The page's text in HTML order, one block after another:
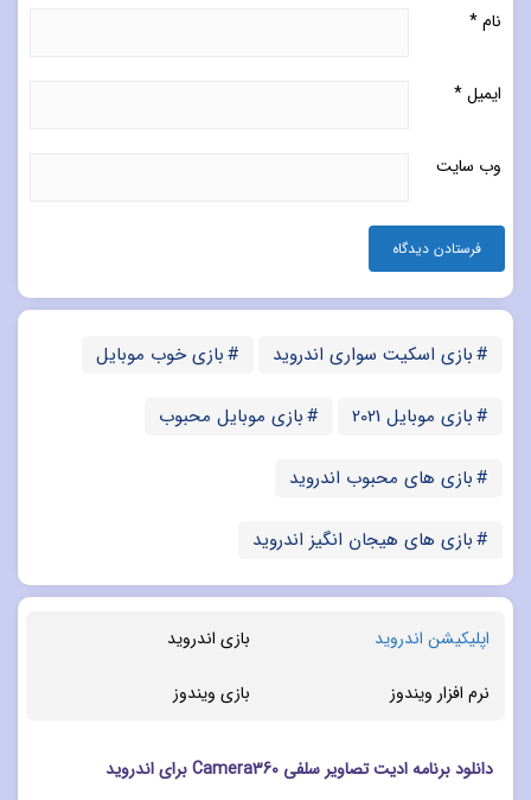
نام*
ایمیل*
وب‌ سایت
بازی اسکیت سواری اندروید بازی خوب موبایل
بازی موبایل 2021 بازی موبایل محبوب
بازی های محبوب اندروید
بازی های هیجان انگیز اندروید
اپلیکیشن اندروید بازی اندروید
نرم افزار ویندوز بازی ویندوز
دانلود برنامه ادیت تصاویر سلفی Camera360 برای اندروید